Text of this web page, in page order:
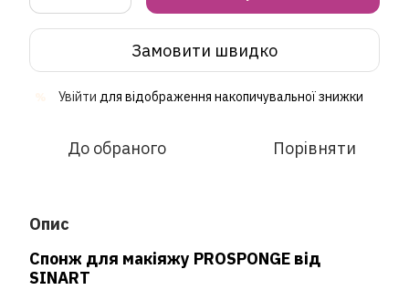
Замовити швидко
Увійти для відображення накопичувальної знижки
До обраного Порівняти
Опис
Спонж для макіяжу PROSPONGE від
SINART